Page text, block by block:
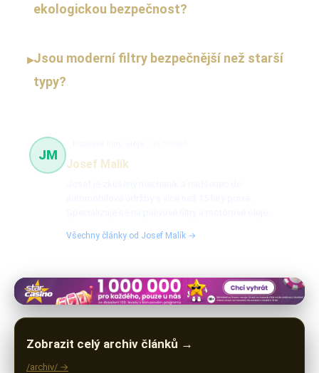
ekologickou bezpečnost?
▸Jsou moderní filtry bezpečnější než starší
typy?
JM
Josef Malík
Všechny články od Josef Malík →
Zobrazit celý archiv článků →
/archiv/ →